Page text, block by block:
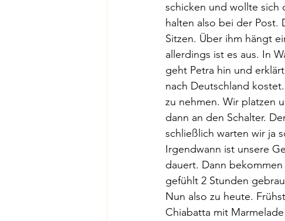
Melbourne 2. Stopp Sydney
schicken und wollte sich
halten also bei der Post.
Sitzen. Über ihm hängt
allerdings ist es aus. In
geht Petra hin und
nach Deutschland
zu nehmen. Wir platzen
dann an den Schalter.
schließlich warten wir ja
Irgendwann ist unsere
dauert. Dann
gefühlt 2 Stunden
Nun also zu heute.
Chiabatta mit